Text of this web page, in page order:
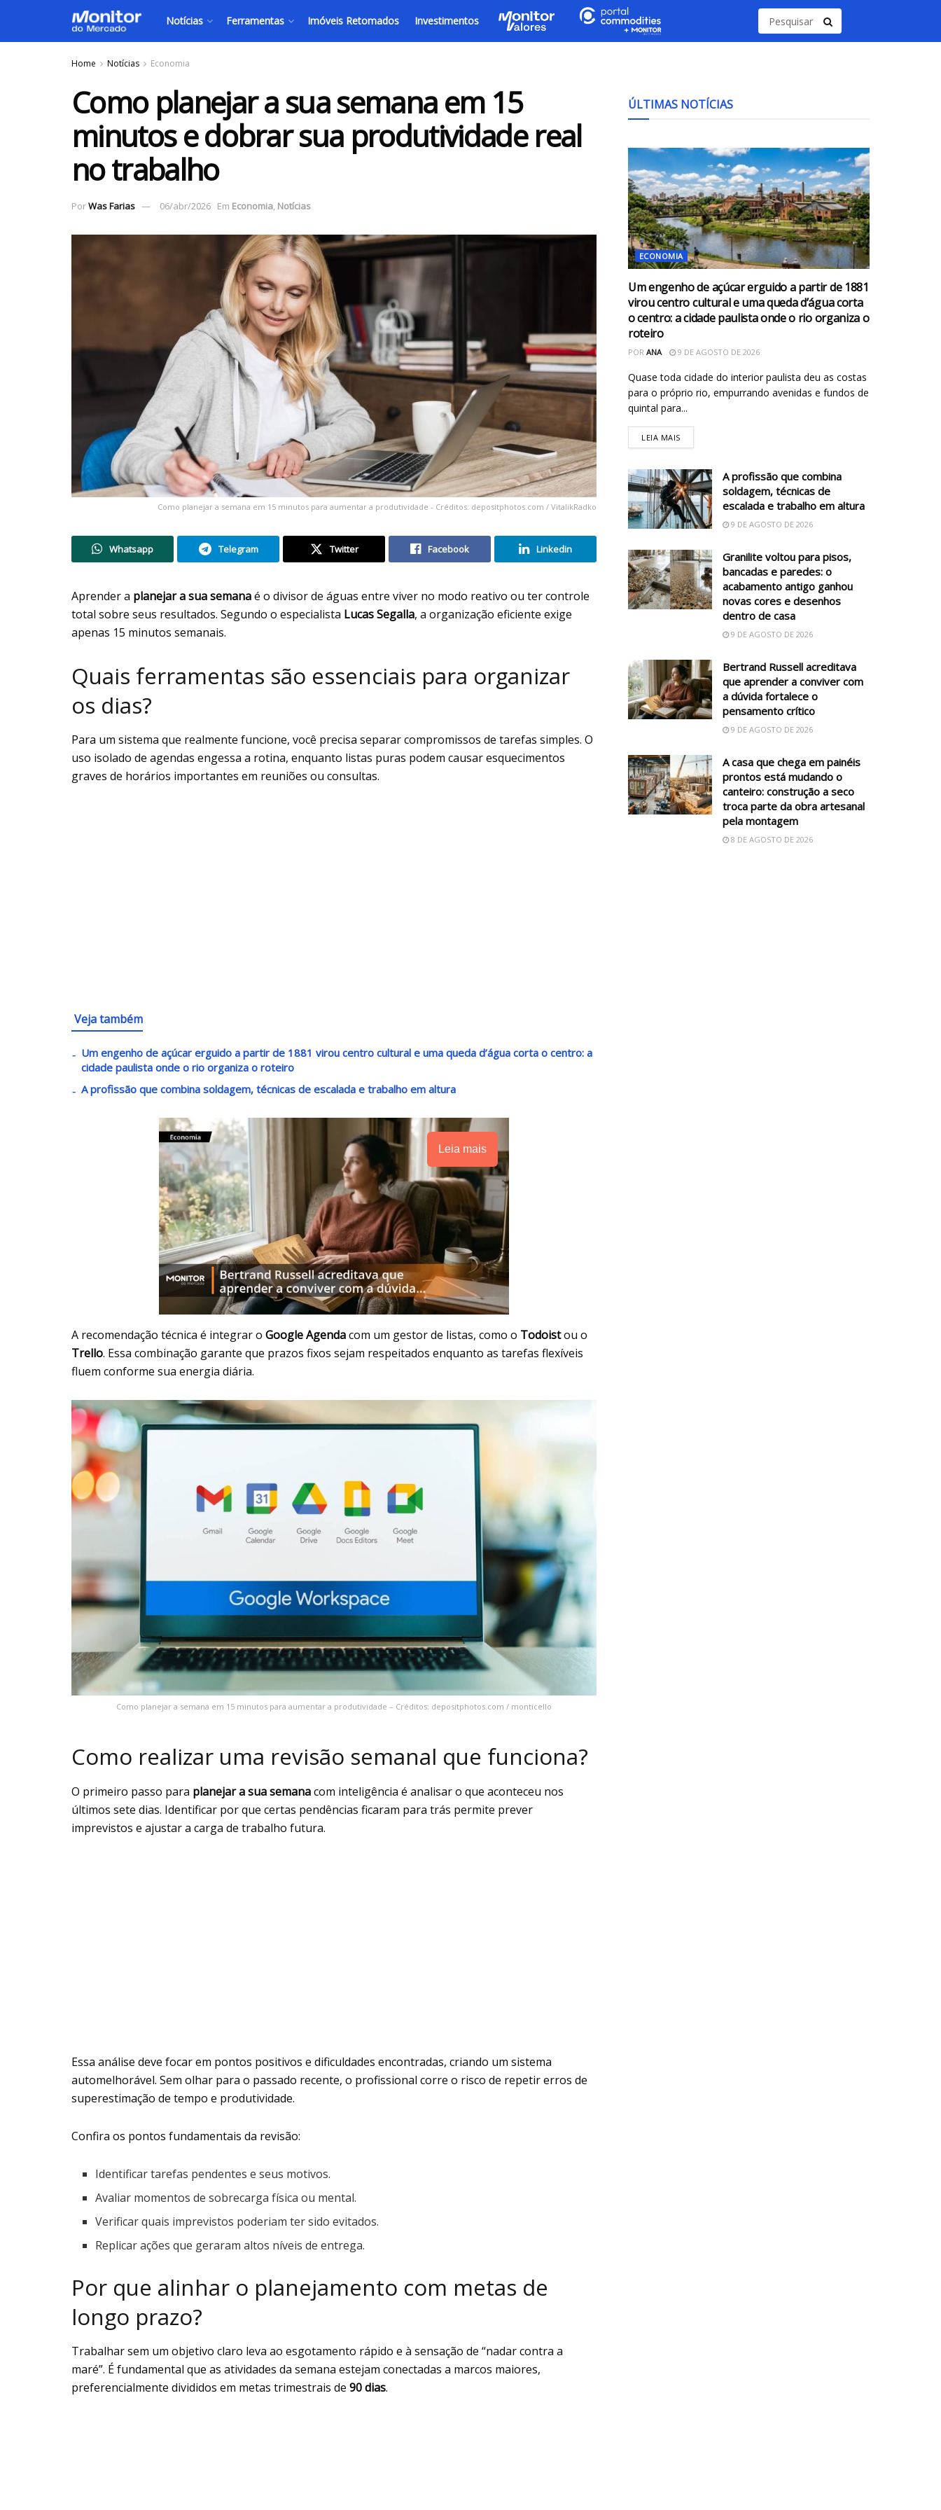
Notícias Ferramentas Imóveis Retomados Investimentos
Home Notícias Economia
Como planejar a sua semana em 15
minutos e dobrar sua produtividade real
no trabalho
PorWas Farias 06/abr/2026 Em Economia, Notícias
Como planejar a semana em 15 minutos para aumentar a produtividade - Créditos: depositphotos.com / VitalikRadko
Whatsapp Telegram Twitter Facebook Linkedin
Aprender a planejar a sua semanaé o divisor de águas entre viver no modo reativo ou ter controle
total sobre seus resultados. Segundo o especialista Lucas Segalla, a organização eficiente exige
apenas 15 minutos semanais.
Quais ferramentas são essenciais para organizar
os dias?
Para um sistema que realmente funcione, você precisa separar compromissos de tarefas simples. O
uso isolado de agendas engessa a rotina, enquanto listas puras podem causar esquecimentos
graves de horários importantes em reuniões ou consultas.
Veja também
Um engenho de açúcar erguido a partir de 1881 virou centro cultural e uma queda d’água corta o centro: a
cidade paulista onde o rio organiza o roteiro
A profissão que combina soldagem, técnicas de escalada e trabalho em altura
Leia mais
A recomendação técnica é integrar o Google Agendacom um gestor de listas, como o Todoistou o
Trello. Essa combinação garante que prazos fixos sejam respeitados enquanto as tarefas flexíveis
fluem conforme sua energia diária.
Como planejar a semana em 15 minutos para aumentar a produtividade – Créditos: depositphotos.com / monticello
Como realizar uma revisão semanal que funciona?
O primeiro passo para planejar a sua semanacom inteligência é analisar o que aconteceu nos
últimos sete dias. Identificar por que certas pendências ficaram para trás permite prever
imprevistos e ajustar a carga de trabalho futura.
Essa análise deve focar em pontos positivos e dificuldades encontradas, criando um sistema
automelhorável. Sem olhar para o passado recente, o profissional corre o risco de repetir erros de
superestimação de tempo e produtividade.
Confira os pontos fundamentais da revisão:
Identificar tarefas pendentes e seus motivos.
Avaliar momentos de sobrecarga física ou mental.
Verificar quais imprevistos poderiam ter sido evitados.
Replicar ações que geraram altos níveis de entrega.
Por que alinhar o planejamento com metas de
longo prazo?
Trabalhar sem um objetivo claro leva ao esgotamento rápido e à sensação de “nadar contra a
maré”. É fundamental que as atividades da semana estejam conectadas a marcos maiores,
preferencialmente divididos em metas trimestrais de 90 dias.
ÚLTIMAS NOTÍCIAS
ECONOMIA
Um engenho de açúcar erguido a partir de 1881
virou centro cultural e uma queda d’água corta
o centro: a cidade paulista onde o rio organiza o
roteiro
POR ANA 9 DE AGOSTO DE 2026
Quase toda cidade do interior paulista deu as costas
para o próprio rio, empurrando avenidas e fundos de
quintal para...
LEIA MAIS
A profissão que combina
soldagem, técnicas de
escalada e trabalho em altura
9 DE AGOSTO DE 2026
Granilite voltou para pisos,
bancadas e paredes: o
acabamento antigo ganhou
novas cores e desenhos
dentro de casa
9 DE AGOSTO DE 2026
Bertrand Russell acreditava
que aprender a conviver com
a dúvida fortalece o
pensamento crítico
9 DE AGOSTO DE 2026
A casa que chega em painéis
prontos está mudando o
canteiro: construção a seco
troca parte da obra artesanal
pela montagem
8 DE AGOSTO DE 2026